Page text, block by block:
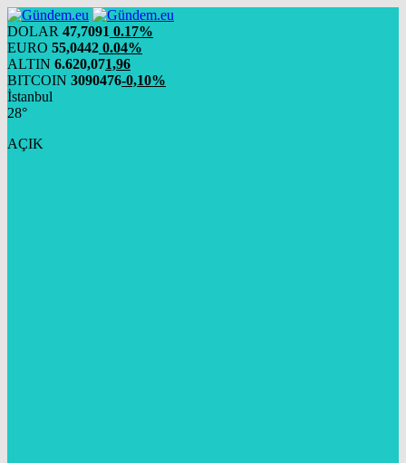
DOLAR 47,7091 0.17%
EURO 55,0442 0.04%
ALTIN 6.620,071,96
BITCOIN 3090476-0,10%
İstanbul
28°
AÇIK